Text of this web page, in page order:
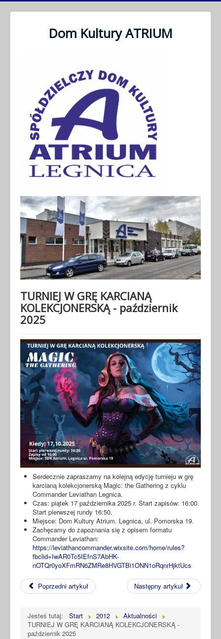
Dom Kultury ATRIUM
TURNIEJ W GRĘ KARCIANĄ
KOLEKCJONERSKĄ - październik
2025
Serdecznie zapraszamy na kolejną edycję turnieju w grę
karcianą kolekcjonerską Magic: the Gathering z cyklu
Commander Leviathan Legnica.
Czas: piątek 17 października 2025 r. Start zapisów: 16:00.
Start pierwszej rundy 16:50.
Miejsce: Dom Kultury Atrium. Legnica, ul. Pomorska 19.
Zachęcamy do zapoznania się z opisem formatu
Commander Leviathan:
https://leviathancommander.wixsite.com/home/rules?
fbclid=IwAR0Tc5IEfnS7AbHK-
nOTQr0yoXFmRN6ZMRe8HVGTBi1ONN1oRqnrHjktUcs
Poprzedni artykuł Następny artykuł
Jesteś tutaj: Start 2012
Aktualności
TURNIEJ W GRĘ KARCIANĄ KOLEKCJONERSKĄ -
październik 2025